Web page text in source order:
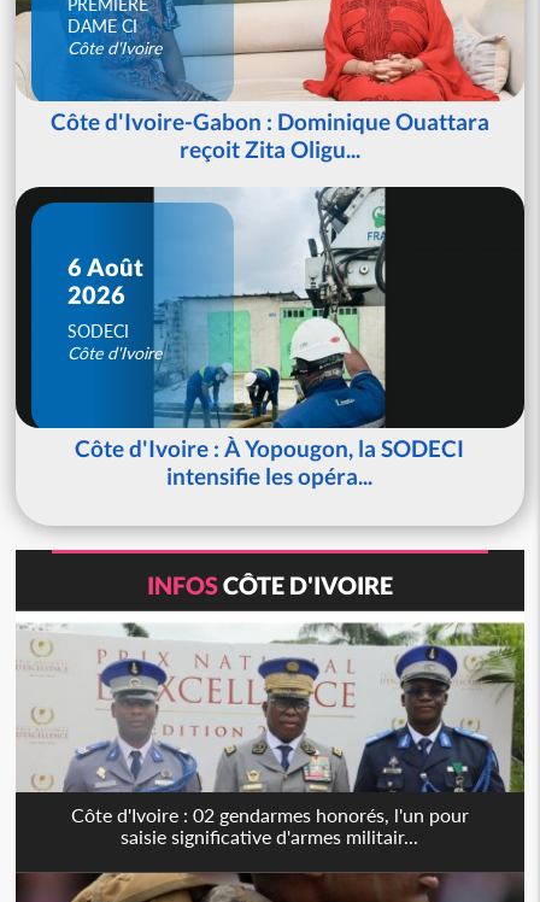
DAME CI
Côte d'Ivoire
Côte d'Ivoire-Gabon : Dominique Ouattara
reçoit Zita Oligu...
6 Août
2026
SODECI
Côte d'Ivoire
Côte d'Ivoire : À Yopougon, la SODECI
intensifie les opéra...
INFOSCÔTE D'IVOIRE
Côte d'Ivoire : 02 gendarmes honorés, l'un pour
saisie significative d'armes militair...